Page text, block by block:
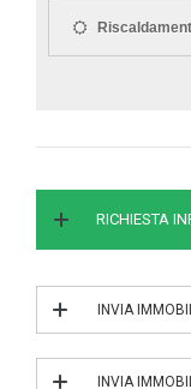
RICHIESTA
INVIAINVIA IL
INVIAINVIA IL